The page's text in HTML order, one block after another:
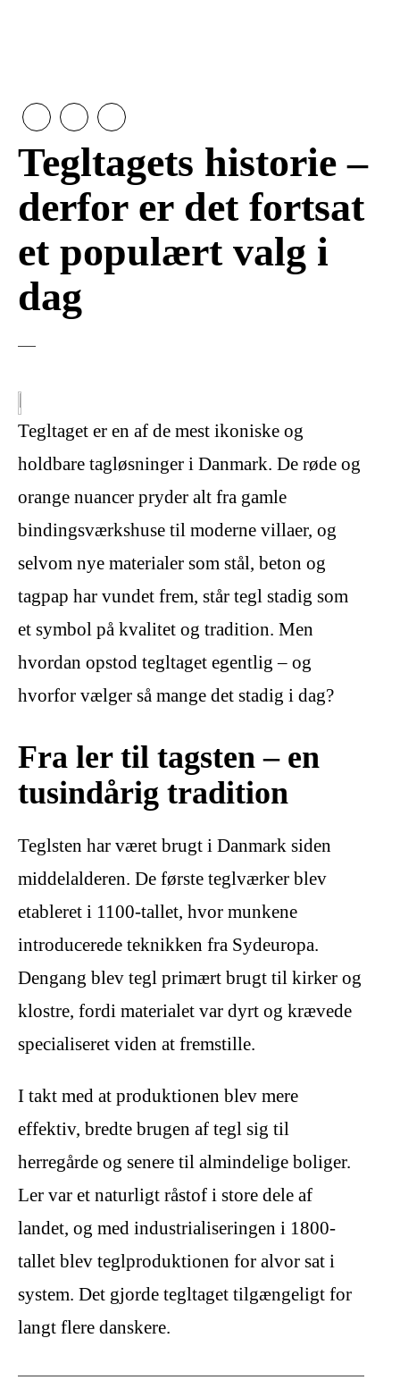
Tegltagets historie –
derfor er det fortsat
et populært valg i
dag
Tegltaget er en af de mest ikoniske og
holdbare tagløsninger i Danmark. De røde og
orange nuancer pryder alt fra gamle
bindingsværkshuse til moderne villaer, og
selvom nye materialer som stål, beton og
tagpap har vundet frem, står tegl stadig som
et symbol på kvalitet og tradition. Men
hvordan opstod tegltaget egentlig – og
hvorfor vælger så mange det stadig i dag?
Fra ler til tagsten – en
tusindårig tradition
Teglsten har været brugt i Danmark siden
middelalderen. De første teglværker blev
etableret i 1100-tallet, hvor munkene
introducerede teknikken fra Sydeuropa.
Dengang blev tegl primært brugt til kirker og
klostre, fordi materialet var dyrt og krævede
specialiseret viden at fremstille.
I takt med at produktionen blev mere
effektiv, bredte brugen af tegl sig til
herregårde og senere til almindelige boliger.
Ler var et naturligt råstof i store dele af
landet, og med industrialiseringen i 1800-
tallet blev teglproduktionen for alvor sat i
system. Det gjorde tegltaget tilgængeligt for
langt flere danskere.